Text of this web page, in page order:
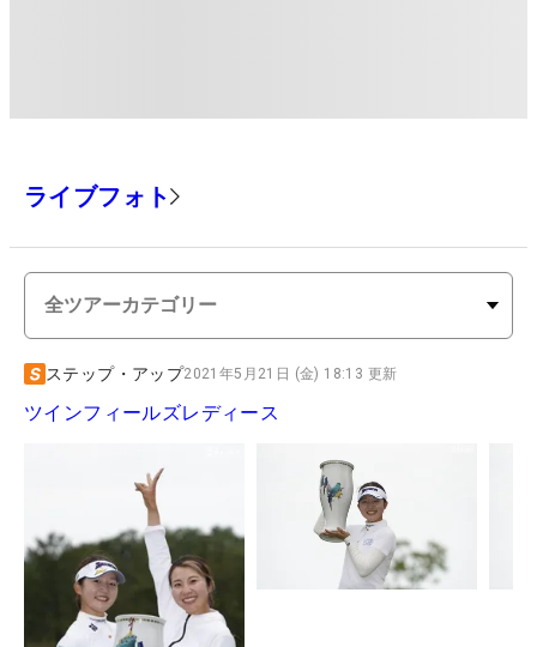
ライブフォト
ステップ・アップ2021年5月21日 (金) 18:13 更新
ツインフィールズレディース